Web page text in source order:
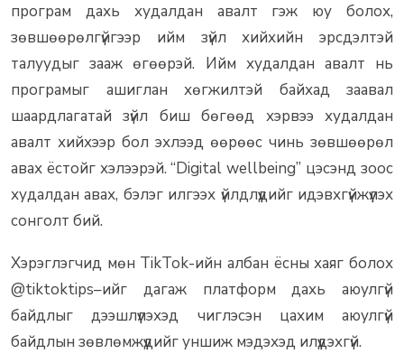
програм дахь худалдан авалт гэж юу болох,
зөвшөөрөлгүйгээр ийм зүйл хийхийн эрсдэлтэй
талуудыг зааж өгөөрэй. Ийм худалдан авалт нь
програмыг ашиглан хөгжилтэй байхад заавал
шаардлагатай зүйл биш бөгөөд хэрвээ худалдан
авалт хийхээр бол эхлээд өөрөөс чинь зөвшөөрөл
авах ёстойг хэлээрэй. “Digital wellbeing” цэсэнд зоос
худалдан авах, бэлэг илгээх үйлдлүүдийг идэвхгүйжүүлэх
сонголт бий.
Хэрэглэгчид мөн TikTok-ийн албан ёсны хаяг болох
@tiktoktips–ийг дагаж платформ дахь аюулгүй
байдлыг дээшлүүлэхэд чиглэсэн цахим аюулгүй
байдлын зөвлөмжүүдийг уншиж мэдэхэд илүүдэхгүй.